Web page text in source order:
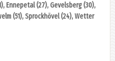
Ennepetal (27), Gevelsberg (30),
(51), Sprockhövel (24), Wetter